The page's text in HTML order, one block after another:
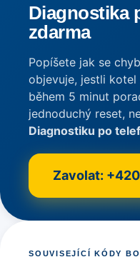
Diagnostika
zdarma
Popíšete jak se
objevuje, jestli
během 5 minut
jednoduchý reset,
Diagnostiku po
Zavolat:
SOUVISEJÍCÍ KÓDY